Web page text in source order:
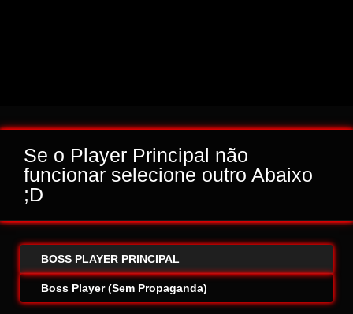
Se o Player Principal não
funcionar selecione outro Abaixo
;D
BOSS PLAYER PRINCIPAL
Boss Player (Sem Propaganda)